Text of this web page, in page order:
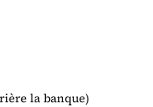
la banque)